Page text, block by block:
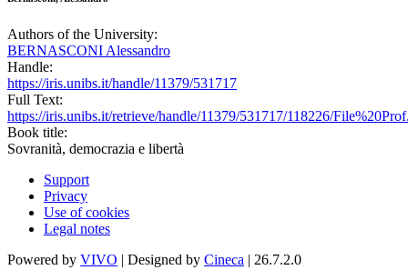
Authors of the University:
BERNASCONI Alessandro
Handle:
https://iris.unibs.it/handle/11379/531717
Full Text:
https://iris.unibs.it/retrieve/handle/11379/531717/118226/
Book title:
Sovranità, democrazia e libertà
Support
Privacy
Use of cookies
Legal notes
Powered by VIVO | Designed by Cineca | 26.7.2.0